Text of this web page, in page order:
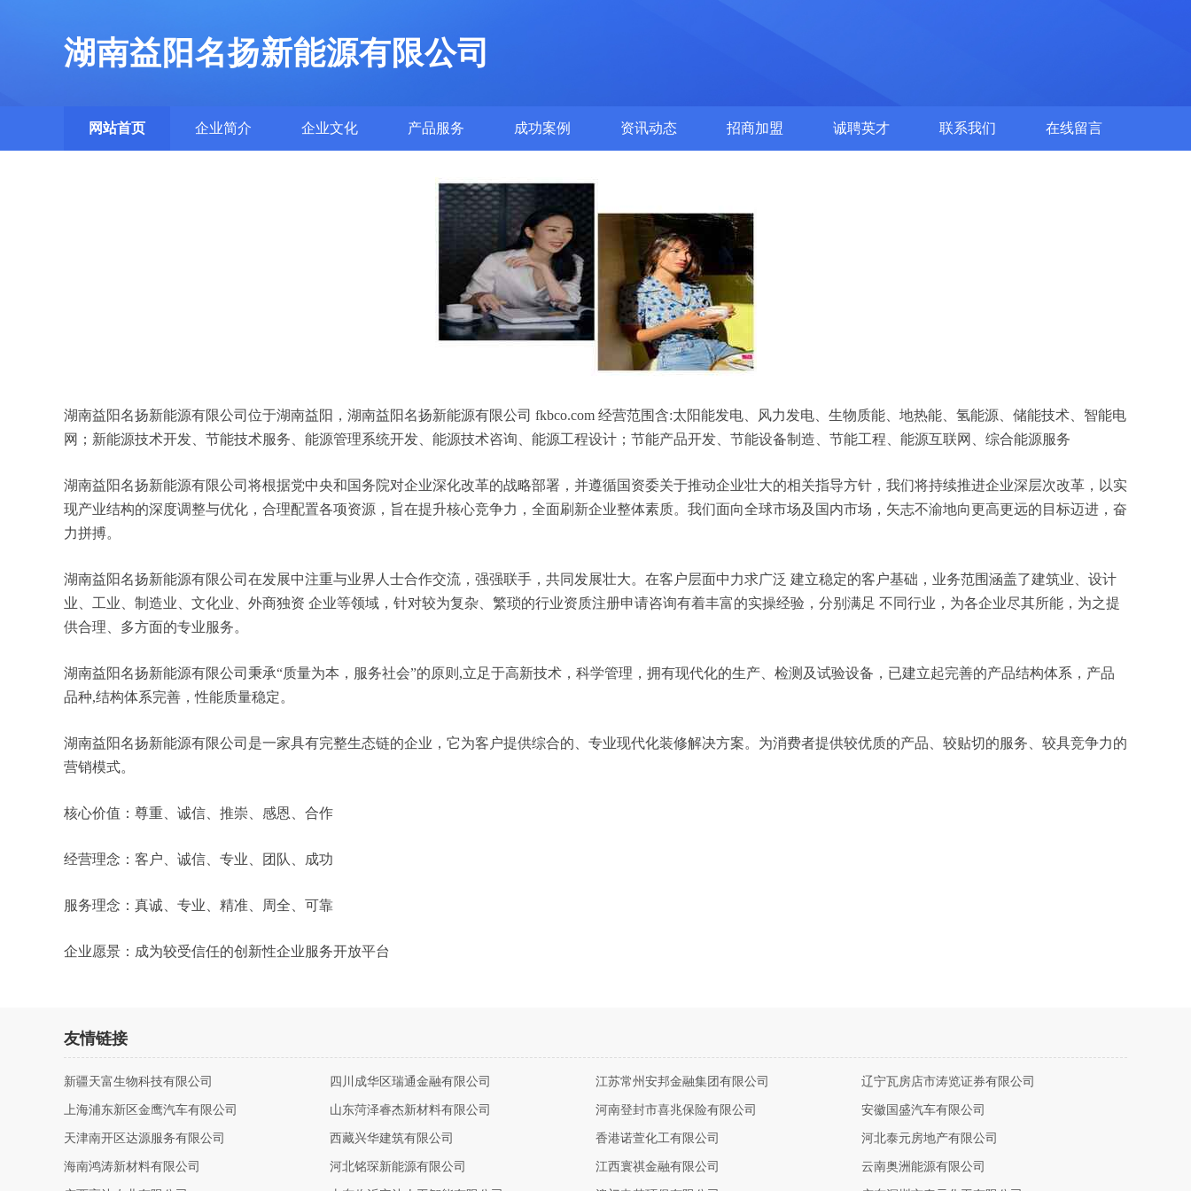
湖南益阳名扬新能源有限公司
网站首页 企业简介 企业文化 产品服务 成功案例 资讯动态 招商加盟 诚聘英才 联系我们 在线留言
湖南益阳名扬新能源有限公司位于湖南益阳，湖南益阳名扬新能源有限公司 fkbco.com 经营范围含:太阳能发电、风力发电、生物质能、地热能、氢能源、储能技术、智能电
网；新能源技术开发、节能技术服务、能源管理系统开发、能源技术咨询、能源工程设计；节能产品开发、节能设备制造、节能工程、能源互联网、综合能源服务
湖南益阳名扬新能源有限公司将根据党中央和国务院对企业深化改革的战略部署，并遵循国资委关于推动企业壮大的相关指导方针，我们将持续推进企业深层次改革，以实
现产业结构的深度调整与优化，合理配置各项资源，旨在提升核心竞争力，全面刷新企业整体素质。我们面向全球市场及国内市场，矢志不渝地向更高更远的目标迈进，奋
力拼搏。
湖南益阳名扬新能源有限公司在发展中注重与业界人士合作交流，强强联手，共同发展壮大。在客户层面中力求广泛 建立稳定的客户基础，业务范围涵盖了建筑业、设计
业、工业、制造业、文化业、外商独资 企业等领域，针对较为复杂、繁琐的行业资质注册申请咨询有着丰富的实操经验，分别满足 不同行业，为各企业尽其所能，为之提
供合理、多方面的专业服务。
湖南益阳名扬新能源有限公司秉承“质量为本，服务社会”的原则,立足于高新技术，科学管理，拥有现代化的生产、检测及试验设备，已建立起完善的产品结构体系，产品
品种,结构体系完善，性能质量稳定。
湖南益阳名扬新能源有限公司是一家具有完整生态链的企业，它为客户提供综合的、专业现代化装修解决方案。为消费者提供较优质的产品、较贴切的服务、较具竞争力的
营销模式。
核心价值：尊重、诚信、推崇、感恩、合作
经营理念：客户、诚信、专业、团队、成功
服务理念：真诚、专业、精准、周全、可靠
企业愿景：成为较受信任的创新性企业服务开放平台
友情链接
新疆天富生物科技有限公司 四川成华区瑞通金融有限公司 江苏常州安邦金融集团有限公司 辽宁瓦房店市涛览证券有限公司
上海浦东新区金鹰汽车有限公司 山东菏泽睿杰新材料有限公司 河南登封市喜兆保险有限公司 安徽国盛汽车有限公司
天津南开区达源服务有限公司 西藏兴华建筑有限公司 香港诺萱化工有限公司 河北泰元房地产有限公司
海南鸿涛新材料有限公司 河北铭琛新能源有限公司 江西寰祺金融有限公司 云南奥洲能源有限公司